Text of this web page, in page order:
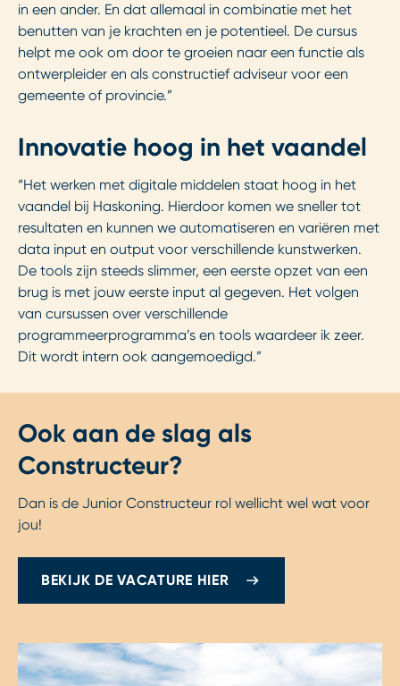
in een ander. En dat allemaal in combinatie met het
benutten van je krachten en je potentieel. De cursus
helpt me ook om door te groeien naar een functie als
ontwerpleider en als constructief adviseur voor een
gemeente of provincie.”
Innovatie hoog in het vaandel
“Het werken met digitale middelen staat hoog in het
vaandel bij Haskoning. Hierdoor komen we sneller tot
resultaten en kunnen we automatiseren en variëren met
data input en output voor verschillende kunstwerken.
De tools zijn steeds slimmer, een eerste opzet van een
brug is met jouw eerste input al gegeven. Het volgen
van cursussen over verschillende
programmeerprogramma’s en tools waardeer ik zeer.
Dit wordt intern ook aangemoedigd.”
Ook aan de slag als
Constructeur?
Dan is de Junior Constructeur rol wellicht wel wat voor
jou!
BEKIJK DE VACATURE HIER